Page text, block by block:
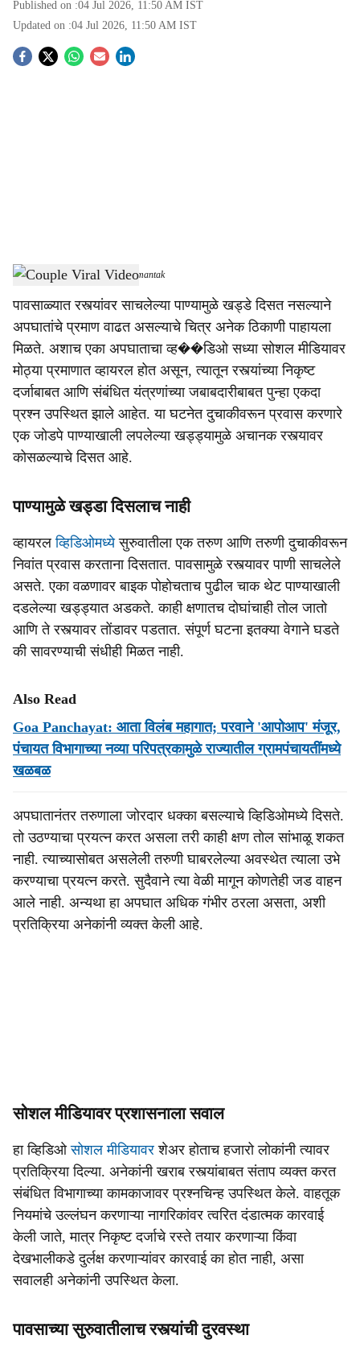
Published on :04 Jul 2026, 11:50 AM IST
Updated on :04 Jul 2026, 11:50 AM IST
S
a
r
e
Couple Viral Video- Dainik Gomantak
पावसाळ्यात रस्त्यांवर साचलेल्या पाण्यामुळे खड्डे दिसत नसल्याने
अपघातांचे प्रमाण वाढत असल्याचे चित्र अनेक ठिकाणी पाहायला
मिळते. अशाच एका अपघाताचा व्ह��डिओ सध्या सोशल मीडियावर
मोठ्या प्रमाणात व्हायरल होत असून, त्यातून रस्त्यांच्या निकृष्ट
दर्जाबाबत आणि संबंधित यंत्रणांच्या जबाबदारीबाबत पुन्हा एकदा
प्रश्न उपस्थित झाले आहेत. या घटनेत दुचाकीवरून प्रवास करणारे
एक जोडपे पाण्याखाली लपलेल्या खड्ड्यामुळे अचानक रस्त्यावर
कोसळल्याचे दिसत आहे.
पाण्यामुळे खड्डा दिसलाच नाही
व्हायरलव्हिडिओमध्येसुरुवातीला एक तरुण आणि तरुणी दुचाकीवरून
निवांत प्रवास करताना दिसतात. पावसामुळे रस्त्यावर पाणी साचलेले
असते. एका वळणावर बाइक पोहोचताच पुढील चाक थेट पाण्याखाली
दडलेल्या खड्ड्यात अडकते. काही क्षणातच दोघांचाही तोल जातो
आणि ते रस्त्यावर तोंडावर पडतात. संपूर्ण घटना इतक्या वेगाने घडते
की सावरण्याची संधीही मिळत नाही.
Also Read
Goa Panchayat: आता विलंब महागात; परवाने 'आपोआप' मंजूर,
पंचायत विभागाच्या नव्या परिपत्रकामुळे राज्यातील ग्रामपंचायतींमध्ये
खळबळ
अपघातानंतर तरुणाला जोरदार धक्का बसल्याचे व्हिडिओमध्ये दिसते.
तो उठण्याचा प्रयत्न करत असला तरी काही क्षण तोल सांभाळू शकत
नाही. त्याच्यासोबत असलेली तरुणी घाबरलेल्या अवस्थेत त्याला उभे
करण्याचा प्रयत्न करते. सुदैवाने त्या वेळी मागून कोणतेही जड वाहन
आले नाही. अन्यथा हा अपघात अधिक गंभीर ठरला असता, अशी
प्रतिक्रिया अनेकांनी व्यक्त केली आहे.
सोशल मीडियावर प्रशासनाला सवाल
हा व्हिडिओसोशल मीडियावर शेअर होताच हजारो लोकांनी त्यावर
प्रतिक्रिया दिल्या. अनेकांनी खराब रस्त्यांबाबत संताप व्यक्त करत
संबंधित विभागाच्या कामकाजावर प्रश्नचिन्ह उपस्थित केले. वाहतूक
नियमांचे उल्लंघन करणाऱ्या नागरिकांवर त्वरित दंडात्मक कारवाई
केली जाते, मात्र निकृष्ट दर्जाचे रस्ते तयार करणाऱ्या किंवा
देखभालीकडे दुर्लक्ष करणाऱ्यांवर कारवाई का होत नाही, असा
सवालही अनेकांनी उपस्थित केला.
पावसाच्या सुरुवातीलाच रस्त्यांची दुरवस्था